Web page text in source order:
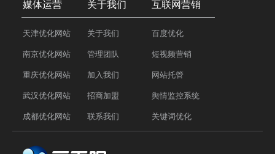
媒体运营
天津优化网站
南京优化网站
重庆优化网站
武汉优化网站
成都优化网站
关于我们
关于我们
管理团队
加入我们
招商加盟
联系我们
互联网营销
百度优化
短视频营销
网站托管
舆情监控系统
关键词优化